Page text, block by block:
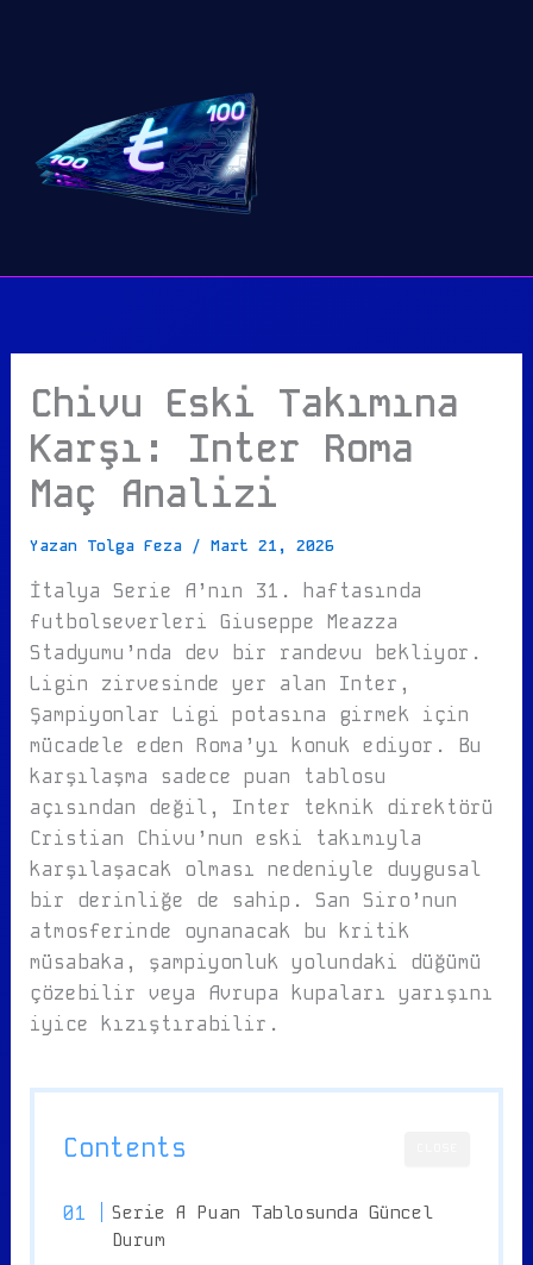
Chivu Eski Takımına
Karşı: Inter Roma
Maç Analizi
Yazan Tolga Feza / Mart 21, 2026
İtalya Serie A’nın 31. haftasında
futbolseverleri Giuseppe Meazza
Stadyumu’nda dev bir randevu bekliyor.
Ligin zirvesinde yer alan Inter,
Şampiyonlar Ligi potasına girmek için
mücadele eden Roma’yı konuk ediyor. Bu
karşılaşma sadece puan tablosu
açısından değil, Inter teknik direktörü
Cristian Chivu’nun eski takımıyla
karşılaşacak olması nedeniyle duygusal
bir derinliğe de sahip. San Siro’nun
atmosferinde oynanacak bu kritik
müsabaka, şampiyonluk yolundaki düğümü
çözebilir veya Avrupa kupaları yarışını
iyice kızıştırabilir.
Contents
Serie A Puan Tablosunda Güncel
Durum